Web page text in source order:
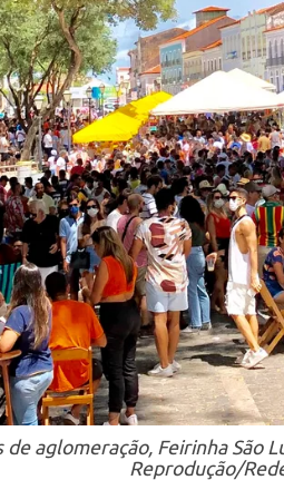
de aglomeração, Feirinha São
Reprodução/